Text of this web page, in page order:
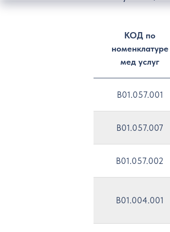
КОД по
номенклатуре
мед услуг
B01.057.001
B01.057.007
B01.057.002
B01.004.001